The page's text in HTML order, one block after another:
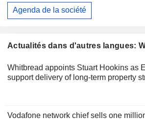
Actualités dans d'autres langues:
Whitbread appoints Stuart Hookins as
support delivery of long-term property
Vodafone network chief sells one
Agenda de la société